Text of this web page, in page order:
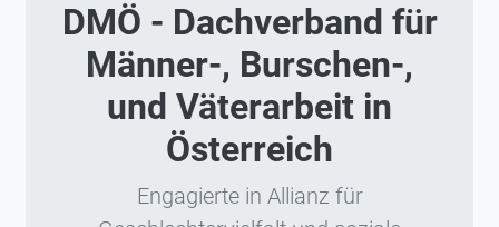
DMÖ - Dachverband für
Männer-, Burschen-,
und Väterarbeit in
Österreich
Engagierte in Allianz für